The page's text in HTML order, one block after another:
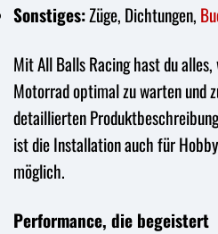
Sonstiges:Züge, Dichtungen,
Mit All Balls Racing hast du
Motorrad optimal zu warten und
detaillierten
ist die Installation auch für
möglich.
Performance, die begeistert